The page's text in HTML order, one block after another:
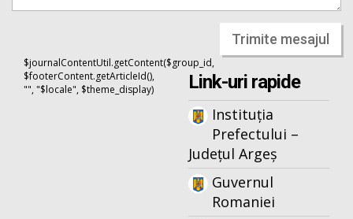
Trimite mesajul
$journalContentUtil.getContent($group_id,
$footerContent.getArticleId(),
"", "$locale", $theme_display)
Link-uri rapide
Instituția
Prefectului –
Județul Argeș
Guvernul
Romaniei